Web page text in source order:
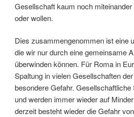
Gesellschaft kaum noch
oder wollen.
Dies zusammengenommen ist eine
die wir nur durch eine gemeinsame
überwinden können. Für Roma in
Spaltung in vielen Gesellschaften
besondere Gefahr. Gesellschaftliche
und werden immer wieder auf
derzeit besteht wieder die Gefahr